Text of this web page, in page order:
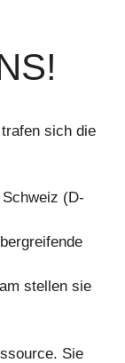
sich die
(D-
stellen sie
Sie